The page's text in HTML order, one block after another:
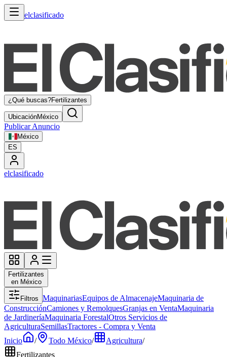
elclasificado
¿Qué buscas?Fertilizantes
UbicaciónMéxico
Publicar Anuncio
México
ES
elclasificado
Fertilizantes
en México
Filtros MaquinariasEquipos de AlmacenajeMaquinaria de
ConstrucciónCamiones y RemolquesGranjas en VentaMaquinaria
de JardineríaMaquinaria ForestalOtros Servicios de
AgriculturaSemillasTractores - Compra y Venta
Inicio
/ Todo México/ Agricultura/
Fertilizantes